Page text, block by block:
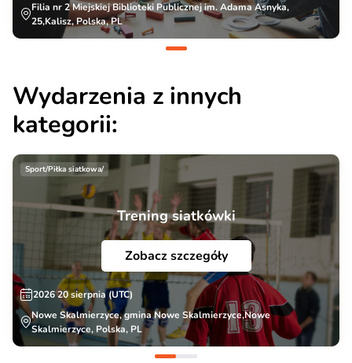
Filia nr 2 Miejskiej Biblioteki Publicznej im. Adama Asnyka,
25,Kalisz, Polska, PL
Wydarzenia z innych
kategorii:
Sport/Piłka siatkowa/
Trening siatkówki
Zobacz szczegóły
2026 20 sierpnia (UTC)
Nowe Skalmierzyce, gmina Nowe Skalmierzyce,Nowe
Skalmierzyce, Polska, PL